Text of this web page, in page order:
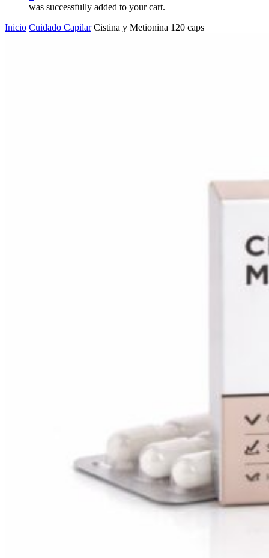
was successfully added to your cart.
Inicio Cuidado Capilar Cistina y Metionina 120 caps